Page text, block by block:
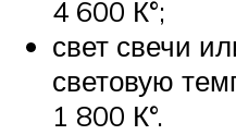
4 600 К°;
свет свечи
световую
1 800 К°.